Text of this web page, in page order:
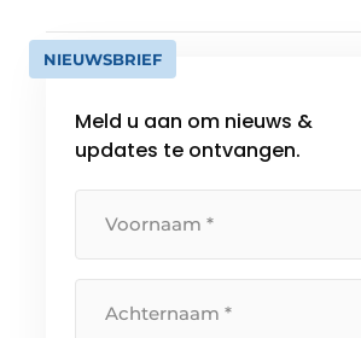
NIEUWSBRIEF
Meld u aan om nieuws &
updates te ontvangen.